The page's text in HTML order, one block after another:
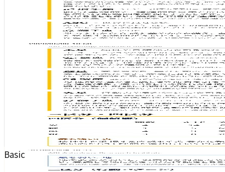
Basic